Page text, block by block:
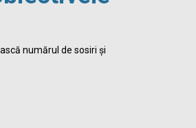
numărul de sosiri și